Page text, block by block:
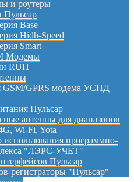
и роутеры
Base
Hidh-Speed
Smart
Модемы
RUH
GSM/GPRS модема УСПД
Пульсар
антенны для диапазонов
Wi-Fi, Yota
программно-
"ЛЭРС-УЧЕТ"
Пульсар
регистраторы "Пульсар"